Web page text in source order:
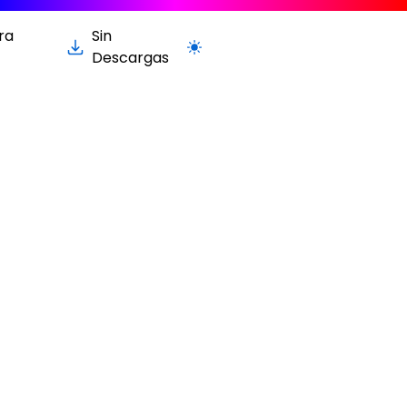
Sin
Descargas
Cambiar a la versión clara / oscura